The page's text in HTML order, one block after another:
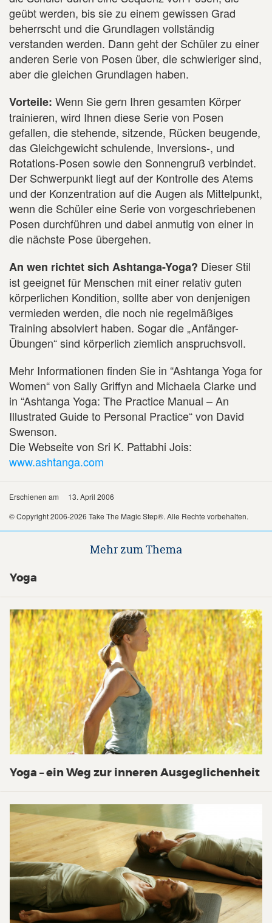
geübt werden, bis sie zu einem gewissen Grad
beherrscht und die Grundlagen vollständig
verstanden werden. Dann geht der Schüler zu einer
anderen Serie von Posen über, die schwieriger sind,
aber die gleichen Grundlagen haben.
Vorteile: Wenn Sie gern Ihren gesamten Körper
trainieren, wird Ihnen diese Serie von Posen
gefallen, die stehende, sitzende, Rücken beugende,
das Gleichgewicht schulende, Inversions-, und
Rotations-Posen sowie den Sonnengruß verbindet.
Der Schwerpunkt liegt auf der Kontrolle des Atems
und der Konzentration auf die Augen als Mittelpunkt,
wenn die Schüler eine Serie von vorgeschriebenen
Posen durchführen und dabei anmutig von einer in
die nächste Pose übergehen.
An wen richtet sich Ashtanga-Yoga? Dieser Stil
ist geeignet für Menschen mit einer relativ guten
körperlichen Kondition, sollte aber von denjenigen
vermieden werden, die noch nie regelmäßiges
Training absolviert haben. Sogar die „Anfänger-
Übungen“ sind körperlich ziemlich anspruchsvoll.
Mehr Informationen finden Sie in “Ashtanga Yoga for
Women“ von Sally Griffyn and Michaela Clarke und
in “Ashtanga Yoga: The Practice Manual – An
Illustrated Guide to Personal Practice“ von David
Swenson.
Die Webseite von Sri K. Pattabhi Jois:
www.ashtanga.com
Erschienen am
13. April 2006
© Copyright 2006-2026 Take The Magic Step®. Alle Rechte vorbehalten.
Mehr zum Thema
Yoga
Yoga – ein Weg zur inneren Ausgeglichenheit